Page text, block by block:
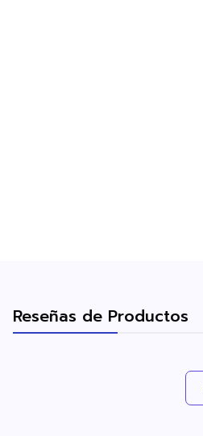
Reseñas de Productos